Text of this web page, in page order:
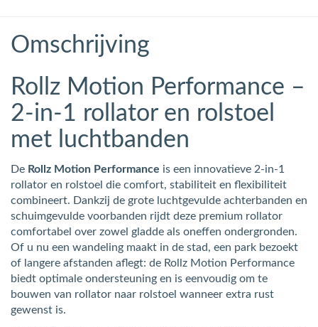
Omschrijving
Rollz Motion Performance –
2-in-1 rollator en rolstoel
met luchtbanden
De Rollz Motion Performance is een innovatieve 2-in-1
rollator en rolstoel die comfort, stabiliteit en flexibiliteit
combineert. Dankzij de grote luchtgevulde achterbanden en
schuimgevulde voorbanden rijdt deze premium rollator
comfortabel over zowel gladde als oneffen ondergronden.
Of u nu een wandeling maakt in de stad, een park bezoekt
of langere afstanden aflegt: de Rollz Motion Performance
biedt optimale ondersteuning en is eenvoudig om te
bouwen van rollator naar rolstoel wanneer extra rust
gewenst is.